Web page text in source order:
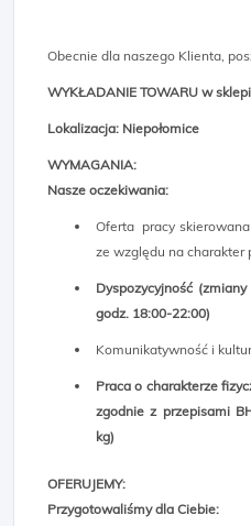
Obecnie dla naszego Klienta,
WYKŁADANIE TOWARU w
Lokalizacja: Niepołomice
WYMAGANIA:
Nasze oczekiwania:
Oferta pracy skierowana
ze względu na charakter
Dyspozycyjność
godz. 18:00-22:00)
Komunikatywność i
Praca o charakterze
zgodnie z przepisami
kg)
OFERUJEMY:
Przygotowaliśmy dla Ciebie: